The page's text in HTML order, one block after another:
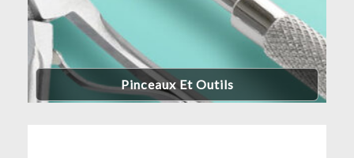
Pinceaux Et Outils